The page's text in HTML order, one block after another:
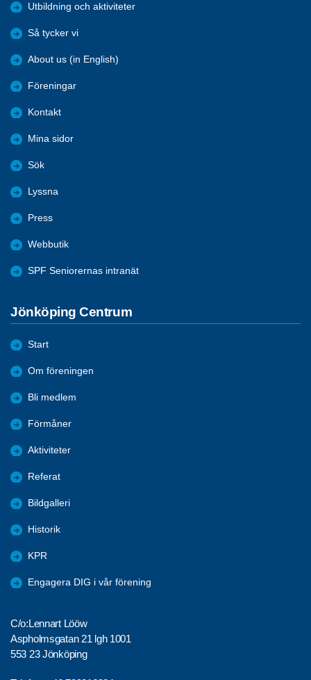
Utbildning och aktiviteter
Så tycker vi
About us (in English)
Föreningar
Kontakt
Mina sidor
Sök
Lyssna
Press
Webbutik
SPF Seniorernas intranät
Jönköping Centrum
Start
Om föreningen
Bli medlem
Förmåner
Aktiviteter
Referat
Bildgalleri
Historik
KPR
Engagera DIG i vår förening
C/o:Lennart Lööw
Aspholmsgatan 21 lgh 1001
553 23 Jönköping